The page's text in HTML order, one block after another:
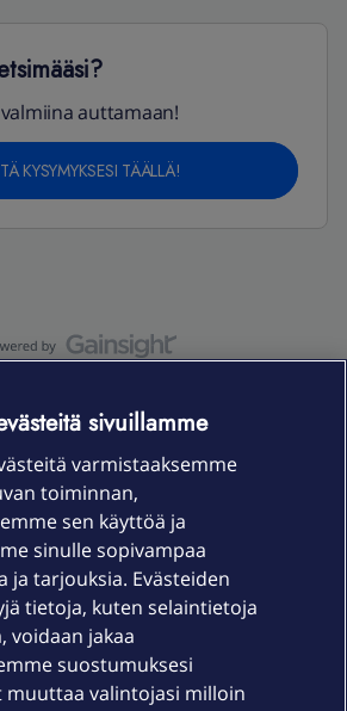
auttamaan!
KYSYMYKSESI TÄÄLLÄ!
sivuillamme
varmistaaksemme
toiminnan,
sen käyttöä ja
sinulle sopivampaa
ja tarjouksia. Evästeiden
tietoja, kuten selaintietoja
voidaan jakaa
suostumuksesi
muuttaa valintojasi milloin